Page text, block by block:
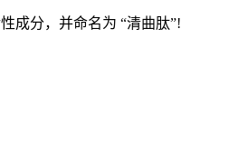
成分，并命名为 “清曲肽”!